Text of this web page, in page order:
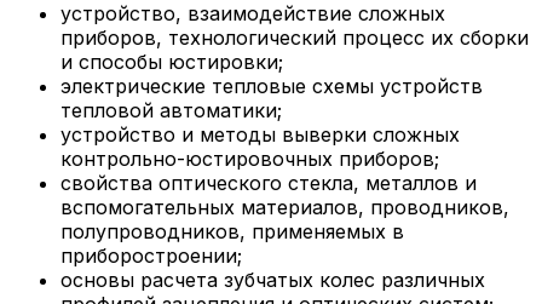
устройство, взаимодействие сложных
приборов, технологический процесс их сборки
и способы юстировки;
электрические тепловые схемы устройств
тепловой автоматики;
устройство и методы выверки сложных
контрольно-юстировочных приборов;
свойства оптического стекла, металлов и
вспомогательных материалов, проводников,
полупроводников, применяемых в
приборостроении;
основы расчета зубчатых колес различных